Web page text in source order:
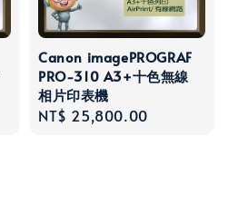
Canon imagePROGRAF
PRO-310 A3+十色無線
相片印表機
Regular
NT$ 25,800.00